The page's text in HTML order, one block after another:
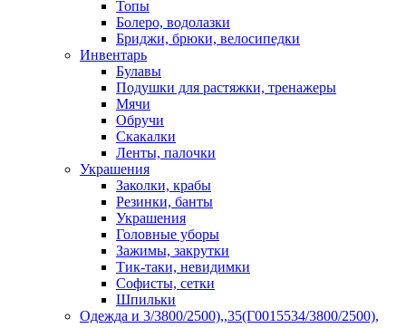
Топы
Болеро, водолазки
Бриджи, брюки, велосипедки
Инвентарь
Булавы
Подушки для растяжки, тренажеры
Мячи
Обручи
Скакалки
Ленты, палочки
Украшения
Заколки, крабы
Резинки, банты
Украшения
Головные уборы
Зажимы, закрутки
Тик-таки, невидимки
Софисты, сетки
Шпильки
Одежда и 3/3800/2500),,35(Г0015534/3800/2500),